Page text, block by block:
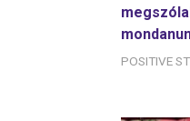
POSITIVE